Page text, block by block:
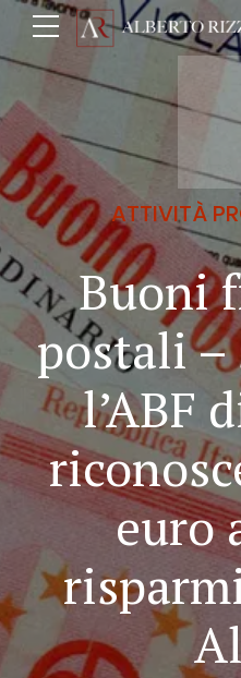
ATTIVITÀ
Buoni
postali –
l’ABF
euro